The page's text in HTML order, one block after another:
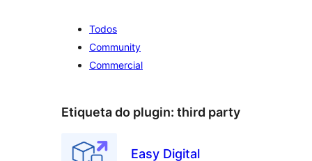
Todos
Community
Commercial
Etiqueta do plugin: third party
Easy Digital